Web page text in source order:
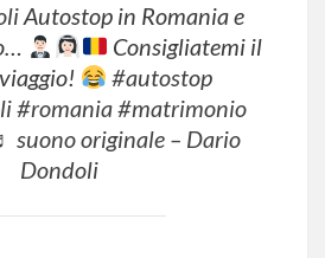
Autostop in Romania e
Consigliatemi il
#autostop
#romania#matrimonio
suono originale – Dario
Dondoli